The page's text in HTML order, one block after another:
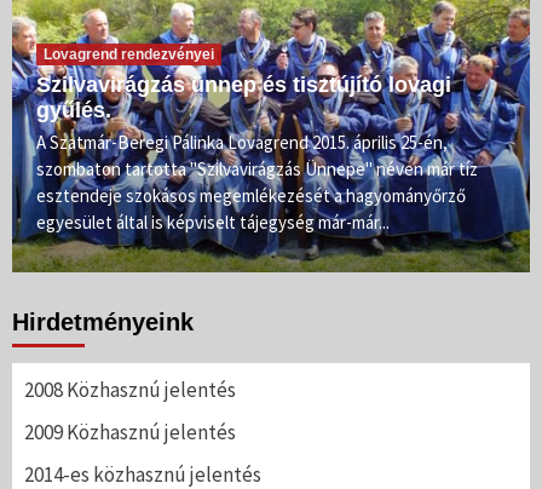
Lovagrend rendezvényei
Szilvavirágzás ünnep és tisztújító lovagi
gyűlés.
A Szatmár-Beregi Pálinka Lovagrend 2015. április 25-én,
szombaton tartotta "Szilvavirágzás Ünnepe" néven már tíz
esztendeje szokásos megemlékezését a hagyományőrző
egyesület által is képviselt tájegység már-már...
Hirdetményeink
2008 Közhasznú jelentés
2009 Közhasznú jelentés
2014-es közhasznú jelentés